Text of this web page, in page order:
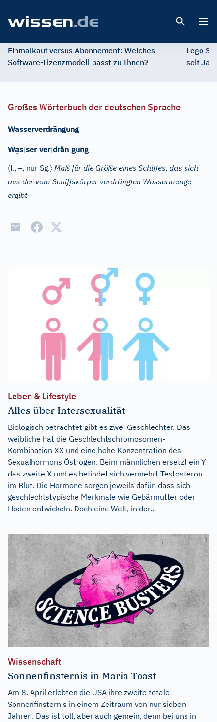
Einmalkauf versus Abonnement: Welches
Software-Lizenzmodell passt zu Ihnen?
Lego
seit
Großes Wörterbuch der deutschen Sprache
Wasserverdrängung
Wạs|ser|ver|drän|gung
〈f.,–, nur Sg.〉 Maß für die Größe eines Schiffes, das sich
aus der vom Schiffskörper verdrängten Wassermenge
ergibt
Leben & Lifestyle
Alles über Intersexualität
Biologisch betrachtet gibt es zwei Geschlechter. Das
weibliche hat die Geschlechtschromosomen-
Kombination XX und eine hohe Konzentration des
Sexualhormons Östrogen. Beim männlichen ersetzt ein Y
das zweite X und es befindet sich vermehrt Testosteron
im Blut. Die Hormone sorgen jeweils dafür, dass sich
geschlechtstypische Merkmale wie Gebärmutter oder
Hoden entwickeln. Doch eine Welt, in der...
Wissenschaft
Sonnenfinsternis in Maria Toast
Am 8. April erlebten die USA ihre zweite totale
Sonnenfinsternis in einem Zeitraum von nur sieben
Jahren. Das ist toll, aber auch gemein, denn bei uns in